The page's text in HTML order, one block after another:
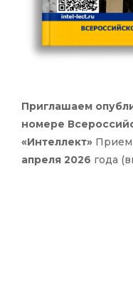
Приглашаем
номере
«Интеллект» Прием
апреля 2026 года